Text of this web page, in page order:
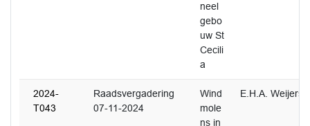
neel
gebo
uw St
Cecili
a
2024-
T043
Raadsvergadering
07-11-2024
Wind
mole
ns in
E.H.A. Weijers